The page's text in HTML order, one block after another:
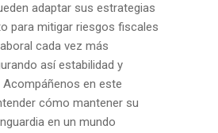
adaptar sus estrategias
para mitigar riesgos fiscales
cada vez más
así estabilidad y
en este
cómo mantener su
en un mundo